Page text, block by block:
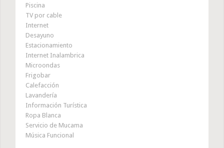
Piscina
TV por cable
Internet
Desayuno
Estacionamiento
Internet Inalambrica
Microondas
Frigobar
Calefacción
Lavandería
Información Turística
Ropa Blanca
Servicio de Mucama
Música Funcional